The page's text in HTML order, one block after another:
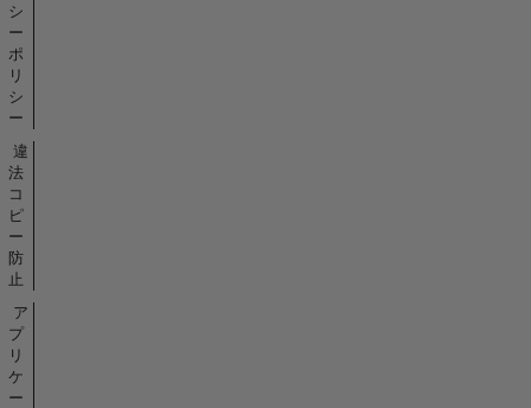
シ
ー
ポ
リ
シ
ー
違
法
コ
ピ
ー
防
止
ア
プ
リ
ケ
ー